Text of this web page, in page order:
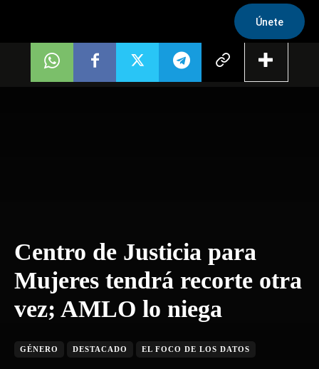
Únete
Centro de Justicia para
Mujeres tendrá recorte otra
vez; AMLO lo niega
GÉNERO DESTACADO EL FOCO DE LOS DATOS